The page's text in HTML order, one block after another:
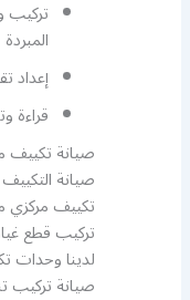
تركيب
المبردة
إعداد
قراءة
صيانة تكييف
صيانة
تكييف مركزي
تركيب قطع
لدينا وحدات
صيانة تركيب